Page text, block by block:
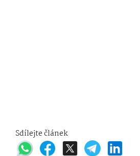
Sdílejte článek